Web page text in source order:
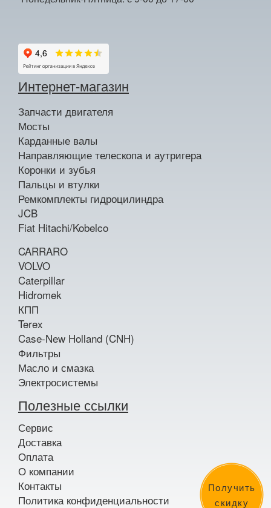
Получить
скидку
Интернет-магазин
Запчасти двигателя
Мосты
Карданные валы
Направляющие телескопа и аутригера
Коронки и зубья
Пальцы и втулки
Ремкомплекты гидроцилиндра
JCB
Fiat Hitachi/Kobelco
CARRARO
VOLVO
Caterpillar
Hidromek
КПП
Terex
Case-New Holland (CNH)
Фильтры
Масло и смазка
Электросистемы
Полезные ссылки
Сервис
Доставка
Оплата
О компании
Контакты
Политика конфиденциальности